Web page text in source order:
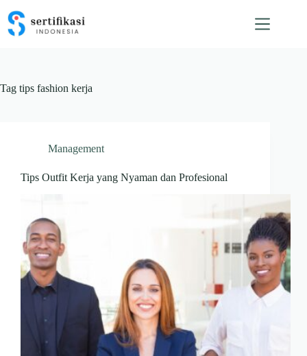
content
Tag tips fashion kerja
Management
Tips Outfit Kerja yang Nyaman dan Profesional